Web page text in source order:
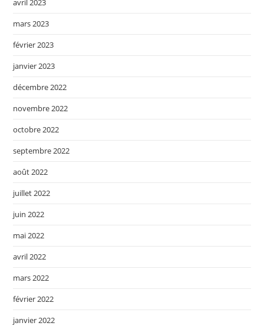
mars 2023
février 2023
janvier 2023
décembre 2022
novembre 2022
octobre 2022
septembre 2022
août 2022
juillet 2022
juin 2022
mai 2022
avril 2022
mars 2022
février 2022
janvier 2022